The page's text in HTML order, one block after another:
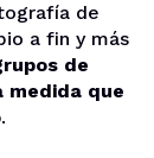
de
a fin y más
de
medida que
.